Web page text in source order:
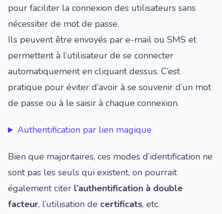
pour faciliter la connexion des utilisateurs sans
nécessiter de mot de passe.
Ils peuvent être envoyés par e-mail ou SMS et
permettent à l’utilisateur de se connecter
automatiquement en cliquant dessus. C’est
pratique pour éviter d’avoir à se souvenir d’un mot
de passe ou à le saisir à chaque connexion.
Authentification par lien magique
Bien que majoritaires, ces modes d’identification ne
sont pas les seuls qui existent, on pourrait
également citer l’authentification à double
facteur, l’utilisation de certificats, etc.